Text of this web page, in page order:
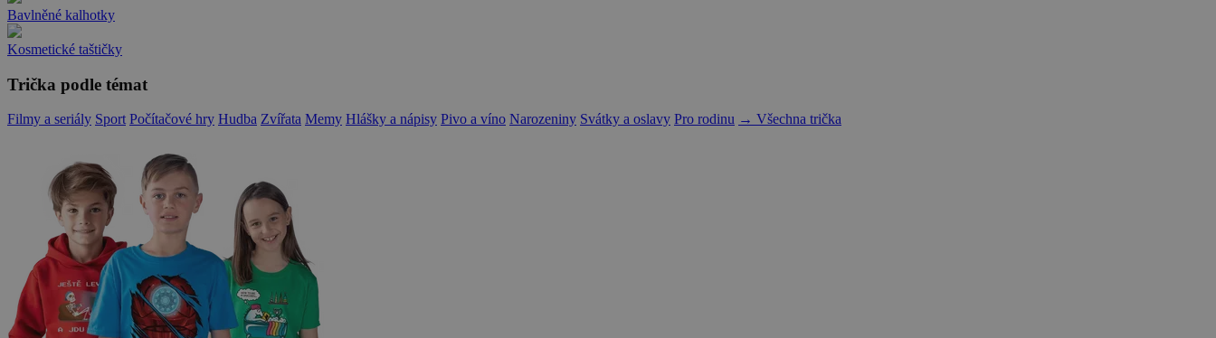
Bavlněné kalhotky
Kosmetické taštičky
Trička podle témat
Filmy a seriály Sport Počítačové hry Hudba Zvířata Memy Hlášky a nápisy Pivo a víno Narozeniny Svátky a oslavy Pro rodinu → Všechna trička